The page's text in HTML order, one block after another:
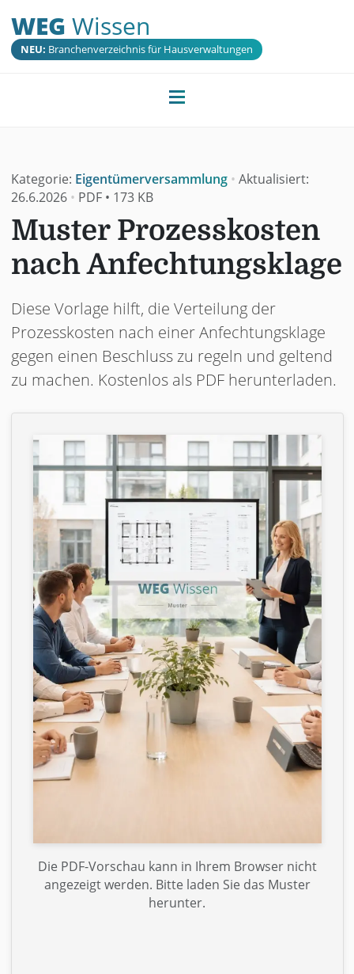
WEG Wissen
NEU: Branchenverzeichnis für Hausverwaltungen
Kategorie: Eigentümerversammlung• Aktualisiert:
26.6.2026• PDF• 173 KB
Muster Prozesskosten
nach Anfechtungsklage
Diese Vorlage hilft, die Verteilung der
Prozesskosten nach einer Anfechtungsklage
gegen einen Beschluss zu regeln und geltend
zu machen. Kostenlos als PDF herunterladen.
Die PDF-Vorschau kann in Ihrem Browser nicht
angezeigt werden. Bitte laden Sie das Muster
herunter.